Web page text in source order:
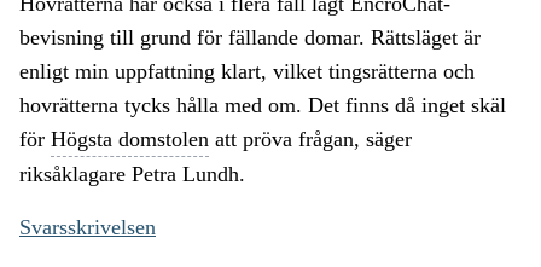
bevisning till grund för fällande domar. Rättsläget är
enligt min uppfattning klart, vilket tingsrätterna och
hovrätterna tycks hålla med om. Det finns då inget skäl
för Högsta domstolen att pröva frågan, säger
riksåklagare Petra Lundh.
Svarsskrivelsen